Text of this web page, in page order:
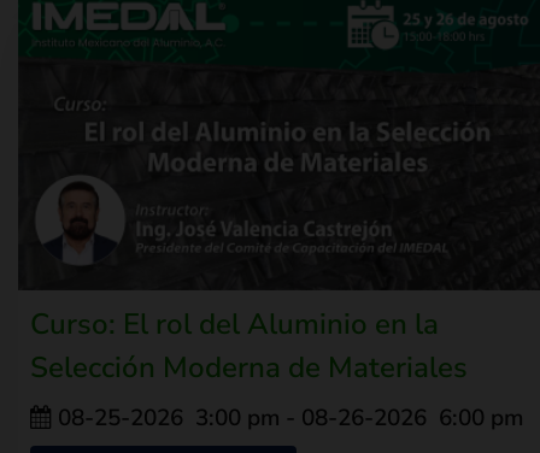
Curso: El rol del Aluminio en la
Selección Moderna de Materiales
08-25-2026 3:00 pm - 08-26-2026 6:00 pm